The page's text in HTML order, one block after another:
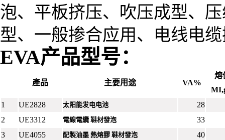
泡、平板挤压、吹压成型、
型、一般掺合应用、电线电
EVA产品型号：
產品 主要用途 VA%
熔
1
UE2828 太阳能发电电池
28
2
UE3312 電線電纜 鞋材發泡
33
3
UE4055 配製油墨 熱熔膠 鞋材發泡
40